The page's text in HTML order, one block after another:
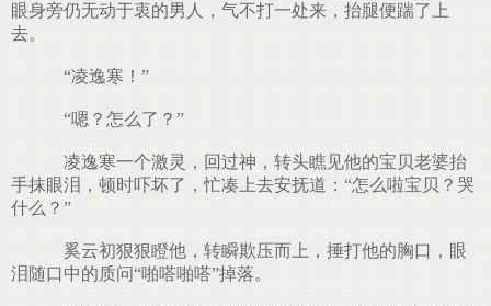
眼身旁仍无动于衷的男人，气不打一处来，抬腿便踹了上
去。
“凌逸寒！”
“嗯？怎么了？”
凌逸寒一个激灵，回过神，转头瞧见他的宝贝老婆抬
手抹眼泪，顿时吓坏了，忙凑上去安抚道：“怎么啦宝贝？哭
什么？”
奚云初狠狠瞪他，转瞬欺压而上，捶打他的胸口，眼
泪随口中的质问“啪嗒啪嗒”掉落。